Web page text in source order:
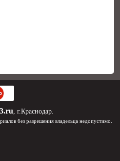
, г.Краснодар.
без разрешения владельца недопустимо.